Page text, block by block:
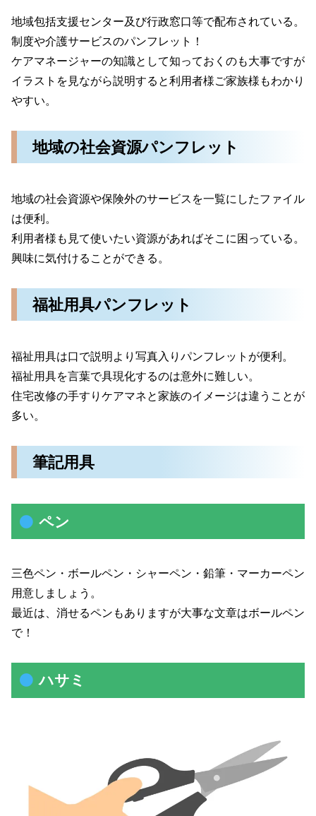
地域包括支援センター及び行政窓口等で配布されている。
制度や介護サービスのパンフレット！
ケアマネージャーの知識として知っておくのも大事ですが
イラストを見ながら説明すると利用者様ご家族様もわかり
やすい。
地域の社会資源パンフレット
地域の社会資源や保険外のサービスを一覧にしたファイル
は便利。
利用者様も見て使いたい資源があればそこに困っている。
興味に気付けることができる。
福祉用具パンフレット
福祉用具は口で説明より写真入りパンフレットが便利。
福祉用具を言葉で具現化するのは意外に難しい。
住宅改修の手すりケアマネと家族のイメージは違うことが
多い。
筆記用具
ペン
三色ペン・ボールペン・シャーペン・鉛筆・マーカーペン
用意しましょう。
最近は、消せるペンもありますが大事な文章はボールペン
で！
ハサミ